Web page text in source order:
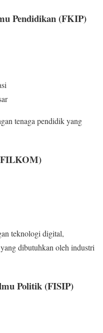
Pendidikan (FKIP)
tenaga pendidik yang
teknologi digital,
dibutuhkan oleh industri
Politik (FISIP)